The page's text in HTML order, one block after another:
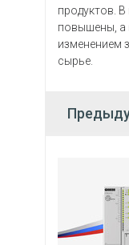
продуктов.
повышены, а
изменением
сырье.